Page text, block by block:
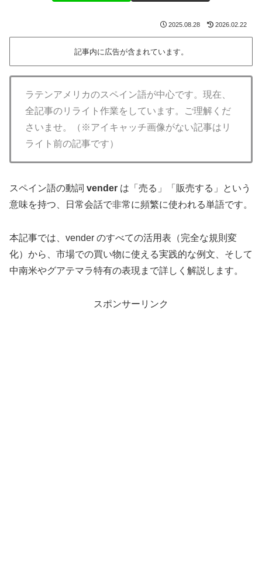
2025.08.28 2026.02.22
記事内に広告が含まれています。
ラテンアメリカのスペイン語が中心です。現在、
全記事のリライト作業をしています。ご理解くだ
さいませ。（※アイキャッチ画像がない記事はリ
ライト前の記事です）
スペイン語の動詞 vender は「売る」「販売する」という
意味を持つ、日常会話で非常に頻繁に使われる単語です。
本記事では、vender のすべての活用表（完全な規則変
化）から、市場での買い物に使える実践的な例文、そして
中南米やグアテマラ特有の表現まで詳しく解説します。
スポンサーリンク